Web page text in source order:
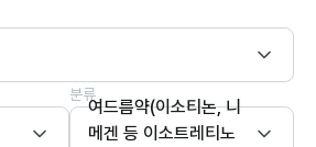
분류
여드름약(이소티논, 니
메겐 등 이소트레티노